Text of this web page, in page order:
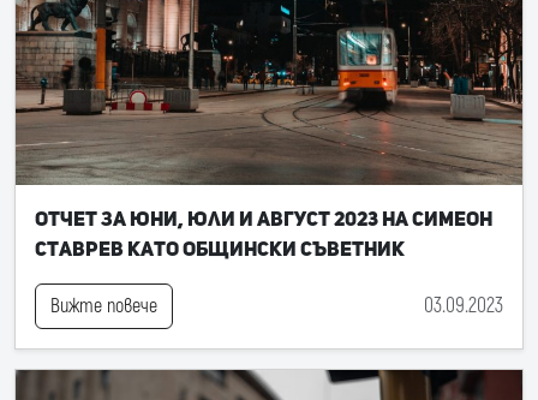
Отчет за юни, юли и август 2023 на Симеон
Ставрев като общински съветник
Вижте повече 03.09.2023